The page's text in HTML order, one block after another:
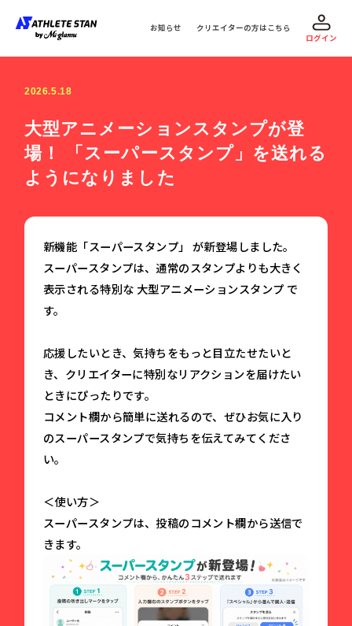
お知らせ
クリエイターの方はこちら
ログイン
2026.5.18
大型アニメーションスタンプが登
場！ 「スーパースタンプ」を送れる
ようになりました
新機能「スーパースタンプ」 が新登場しました。
スーパースタンプは、通常のスタンプよりも大きく
表示される特別な 大型アニメーションスタンプ で
す。
応援したいとき、気持ちをもっと目立たせたいと
き、クリエイターに特別なリアクションを届けたい
ときにぴったりです。
コメント欄から簡単に送れるので、ぜひお気に入り
のスーパースタンプで気持ちを伝えてみてくださ
い。
＜使い方＞
スーパースタンプは、投稿のコメント欄から送信で
きます。